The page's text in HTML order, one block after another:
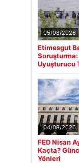
05/08/2026
Etimesgut
Soruşturma:
Uyuşturucu
04/08/2026
FED Nisan
Kaçta?
Yönleri